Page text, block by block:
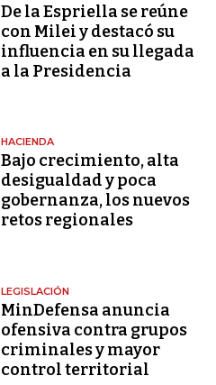
De la Espriella se reúne
con Milei y destacó su
influencia en su llegada
a la Presidencia
HACIENDA
Bajo crecimiento, alta
desigualdad y poca
gobernanza, los nuevos
retos regionales
LEGISLACIÓN
MinDefensa anuncia
ofensiva contra grupos
criminales y mayor
control territorial